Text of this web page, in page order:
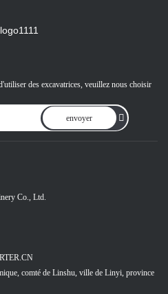
des excavatrices, veuillez nous choisir
envoyer
Co., Ltd.
comté de Linshu, ville de Linyi, province